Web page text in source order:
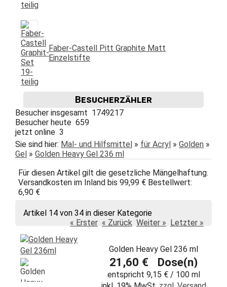
Faber-Castell Pitt Graphite Matt
Einzelstifte
Besucherzähler
Besucher insgesamt 1749217
Besucher heute 659
jetzt online 3
Sie sind hier: Mal- und Hilfsmittel » für Acryl » Golden »
Gel » Golden Heavy Gel 236 ml
Für diesen Artikel gilt die gesetzliche Mängelhaftung.
Versandkosten im Inland bis 99,99 € Bestellwert:
6,90 €
Artikel 14 von 34 in dieser Kategorie
« Erster « Zurück Weiter » Letzter »
Golden Heavy Gel 236 ml
21,60 € Dose(n)
entspricht 9,15 € / 100 ml